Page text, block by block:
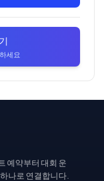
세요
예약부터 대회 운
나로 연결합니다.